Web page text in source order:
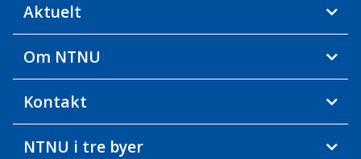
Aktuelt
Om NTNU
Kontakt
NTNU i tre byer